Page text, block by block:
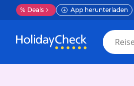
% Deals App herunterladen